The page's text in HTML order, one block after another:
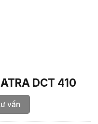
DCT 410
vấn